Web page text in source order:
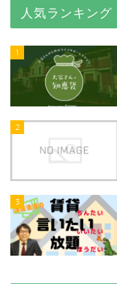
人気ランキング
1
2
3